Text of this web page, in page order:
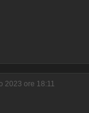
2023 ore 18:11